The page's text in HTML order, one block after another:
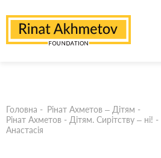
Головна - Рінат Ахметов – Дітям -
Рінат Ахметов - Дітям. Сирітству – ні! -
Анастасія